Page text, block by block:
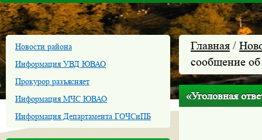
Новости района
Информация УВД ЮВАО
Прокурор разъясняет
Информация МЧС ЮВАО
Информация Департамента ГОЧСиПБ
Главная /
сообщение об
«Уголовная